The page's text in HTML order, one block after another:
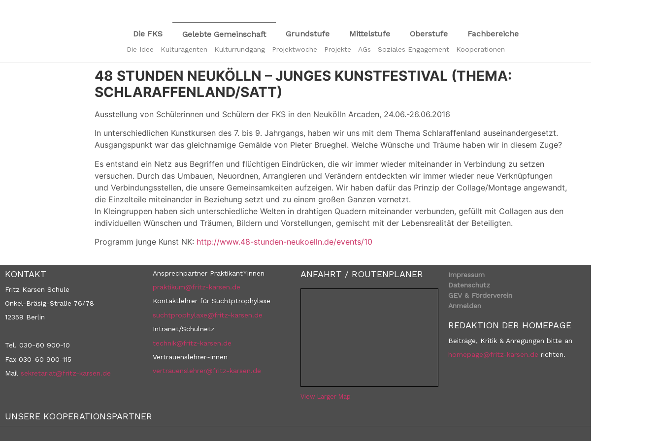
Die FKS Gelebte Gemeinschaft Grundstufe Mittelstufe Oberstufe Fachbereiche
Die Idee Kulturagenten Kulturrundgang Projektwoche Projekte AGs Soziales Engagement Kooperationen
48 STUNDEN NEUKÖLLN – JUNGES KUNSTFESTIVAL (THEMA:
SCHLARAFFENLAND/SATT)
Ausstellung von Schülerinnen und Schülern der FKS in den Neukölln Arcaden, 24.06.-26.06.2016
In unterschiedlichen Kunstkursen des 7. bis 9. Jahrgangs, haben wir uns mit dem Thema Schlaraffenland auseinandergesetzt.
Ausgangspunkt war das gleichnamige Gemälde von Pieter Brueghel. Welche Wünsche und Träume haben wir in diesem Zuge?
Es entstand ein Netz aus Begriffen und flüchtigen Eindrücken, die wir immer wieder miteinander in Verbindung zu setzen
versuchen. Durch das Umbauen, Neuordnen, Arrangieren und Verändern entdeckten wir immer wieder neue Verknüpfungen
und Verbindungsstellen, die unsere Gemeinsamkeiten aufzeigen. Wir haben dafür das Prinzip der Collage/Montage angewandt,
die Einzelteile miteinander in Beziehung setzt und zu einem großen Ganzen vernetzt.
In Kleingruppen haben sich unterschiedliche Welten in drahtigen Quadern miteinander verbunden, gefüllt mit Collagen aus den
individuellen Wünschen und Träumen, Bildern und Vorstellungen, gemischt mit der Lebensrealität der Beteiligten.
Programm junge Kunst NK: http://www.48-stunden-neukoelln.de/events/10
KONTAKT
Fritz Karsen Schule
Onkel-Bräsig-Straße 76/78
12359 Berlin
Tel. 030-60 900-10
Fax 030-60 900-115
Mail sekretariat@fritz-karsen.de
Ansprechpartner Praktikant*innen
praktikum@fritz-karsen.de
Kontaktlehrer für Suchtptrophylaxe
suchtprophylaxe@fritz-karsen.de
Intranet/Schulnetz
technik@fritz-karsen.de
Vertrauenslehrer~innen
vertrauenslehrer@fritz-karsen.de
ANFAHRT / ROUTENPLANER
View Larger Map
Impressum
Datenschutz
GEV & Förderverein
Anmelden
REDAKTION DER HOMEPAGE
Beiträge, Kritik & Anregungen bitte an
homepage@fritz-karsen.de richten.
UNSERE KOOPERATIONSPARTNER